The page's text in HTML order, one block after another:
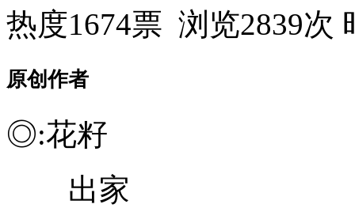
热度1674票 浏览2839次
原创作者
◎:花籽
出家